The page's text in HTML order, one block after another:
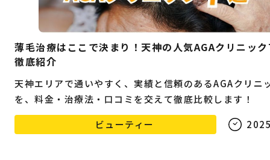
薄毛治療はここで決まり！天神の人気AGAクリニッ
徹底紹介
天神エリアで通いやすく、実績と信頼のあるAGAクリニ
を、料金・治療法・口コミを交えて徹底比較します！
ビューティー